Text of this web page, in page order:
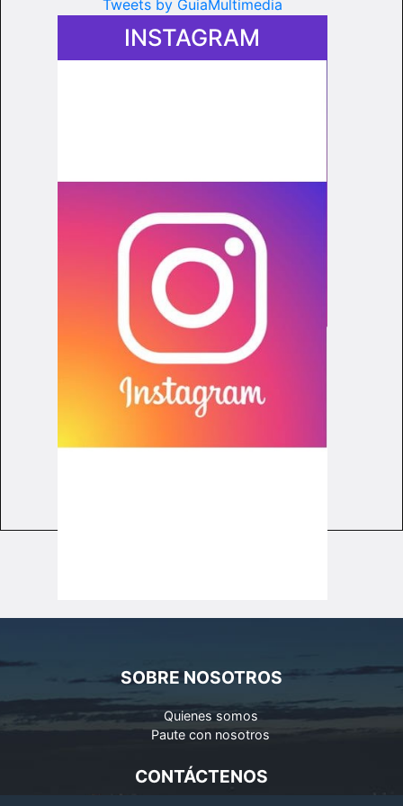
Tweets by GuiaMultimedia
INSTAGRAM
SOBRE NOSOTROS
Quienes somos
Paute con nosotros
CONTÁCTENOS